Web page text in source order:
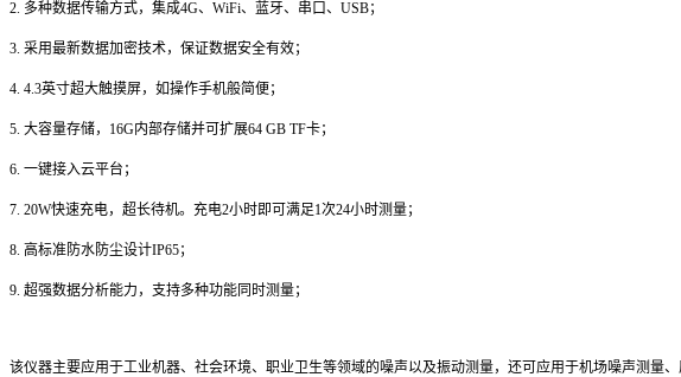
2. 多种数据传输方式，集成4G、WiFi、蓝牙、串口、USB；
3. 采用最新数据加密技术，保证数据安全有效；
4. 4.3英寸超大触摸屏，如操作手机般简便；
5. 大容量存储，16G内部存储并可扩展64 GB TF卡；
6. 一键接入云平台；
7. 20W快速充电，超长待机。充电2小时即可满足1次24小时测量；
8. 高标准防水防尘设计IP65；
9. 超强数据分析能力，支持多种功能同时测量；
该仪器主要应用于工业机器、社会环境、职业卫生等领域的噪声以及振动测量，还可应用于机场噪声测